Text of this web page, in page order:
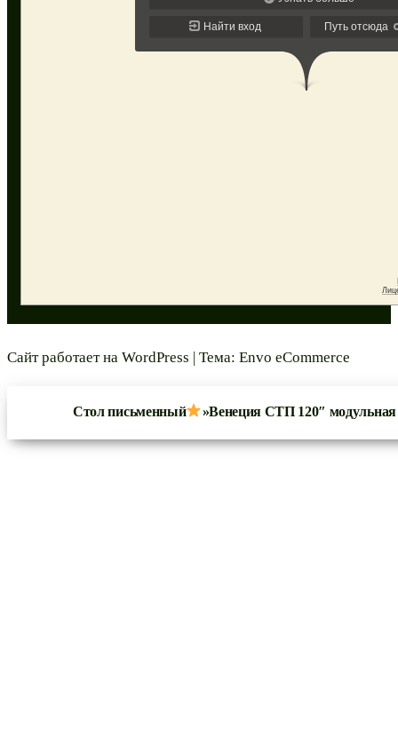
Сайт работает на WordPress | Тема: Envo eCommerce
Стол письменный »Венеция СТП 120″ модульная